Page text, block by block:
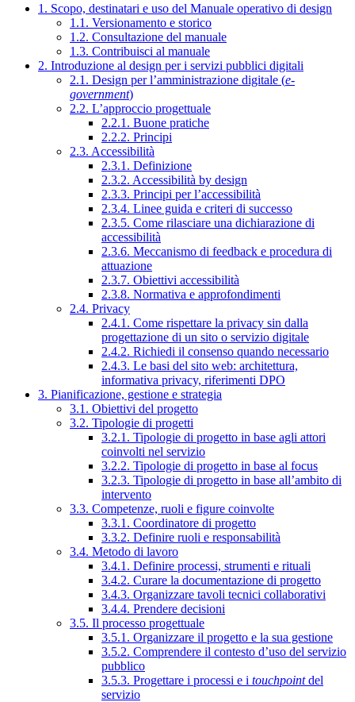
1. Scopo, destinatari e uso del Manuale operativo di design
1.1. Versionamento e storico
1.2. Consultazione del manuale
1.3. Contribuisci al manuale
2. Introduzione al design per i servizi pubblici digitali
2.1. Design per l’amministrazione digitale (e-
government)
2.2. L’approccio progettuale
2.2.1. Buone pratiche
2.2.2. Principi
2.3. Accessibilità
2.3.1. Definizione
2.3.2. Accessibilità by design
2.3.3. Principi per l’accessibilità
2.3.4. Linee guida e criteri di successo
2.3.5. Come rilasciare una dichiarazione di
accessibilità
2.3.6. Meccanismo di feedback e procedura di
attuazione
2.3.7. Obiettivi accessibilità
2.3.8. Normativa e approfondimenti
2.4. Privacy
2.4.1. Come rispettare la privacy sin dalla
progettazione di un sito o servizio digitale
2.4.2. Richiedi il consenso quando necessario
2.4.3. Le basi del sito web: architettura,
informativa privacy, riferimenti DPO
3. Pianificazione, gestione e strategia
3.1. Obiettivi del progetto
3.2. Tipologie di progetti
3.2.1. Tipologie di progetto in base agli attori
coinvolti nel servizio
3.2.2. Tipologie di progetto in base al focus
3.2.3. Tipologie di progetto in base all’ambito di
intervento
3.3. Competenze, ruoli e figure coinvolte
3.3.1. Coordinatore di progetto
3.3.2. Definire ruoli e responsabilità
3.4. Metodo di lavoro
3.4.1. Definire processi, strumenti e rituali
3.4.2. Curare la documentazione di progetto
3.4.3. Organizzare tavoli tecnici collaborativi
3.4.4. Prendere decisioni
3.5. Il processo progettuale
3.5.1. Organizzare il progetto e la sua gestione
3.5.2. Comprendere il contesto d’uso del servizio
pubblico
3.5.3. Progettare i processi e i touchpointdel
servizio